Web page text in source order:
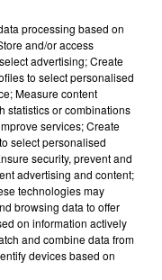
FAYCAL MIGNON, TOXICO
Hya Li Bghat
processing based on
and/or access
advertising; Create
to select personalised
Measure content
statistics or combinations
services; Create
select personalised
security, prevent and
advertising and content;
technologies may
browsing data to offer
on information actively
and combine data from
devices based on